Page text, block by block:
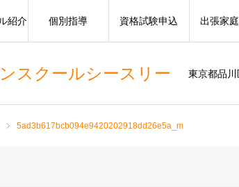
スクールシースリー 東京都品
紹介 個別指導 資格試験申込 出張家
5ad3b617bcb094e9420202918dd26e5a_m